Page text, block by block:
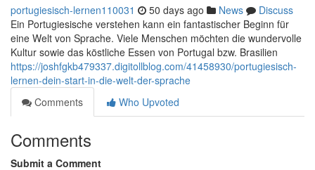
portugiesisch-lernen110031 50 days ago News
Discuss
Ein Portugiesische verstehen kann ein fantastischer Beginn für
eine Welt von Sprache. Viele Menschen möchten die wundervolle
Kultur sowie das köstliche Essen von Portugal bzw. Brasilien
https://joshfgkb479337.digitollblog.com/41458930/portugiesisch-
lernen-dein-start-in-die-welt-der-sprache
Comments
Who Upvoted
Comments
Submit a Comment